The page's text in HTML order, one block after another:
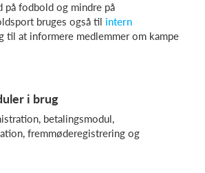
på fodbold og mindre på
bruges også til intern
til at informere medlemmer om kampe
i brug
betalingsmodul,
fremmøderegistrering og